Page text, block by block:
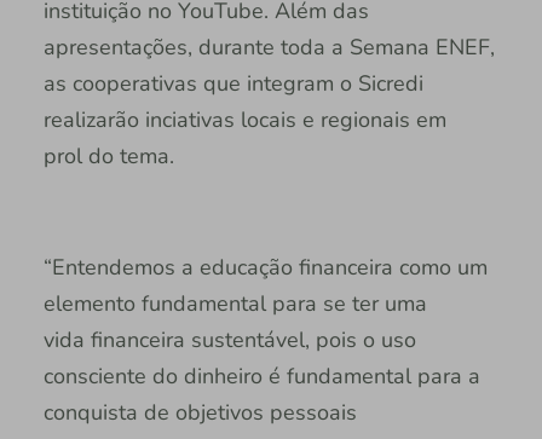
instituição no YouTube. Além das
apresentações, durante toda a Semana ENEF,
as cooperativas que integram o Sicredi
realizarão inciativas locais e regionais em
prol do tema.
“Entendemos a educação financeira como um
elemento fundamental para se ter uma
vida financeira sustentável, pois o uso
consciente do dinheiro é fundamental para a
conquista de objetivos pessoais